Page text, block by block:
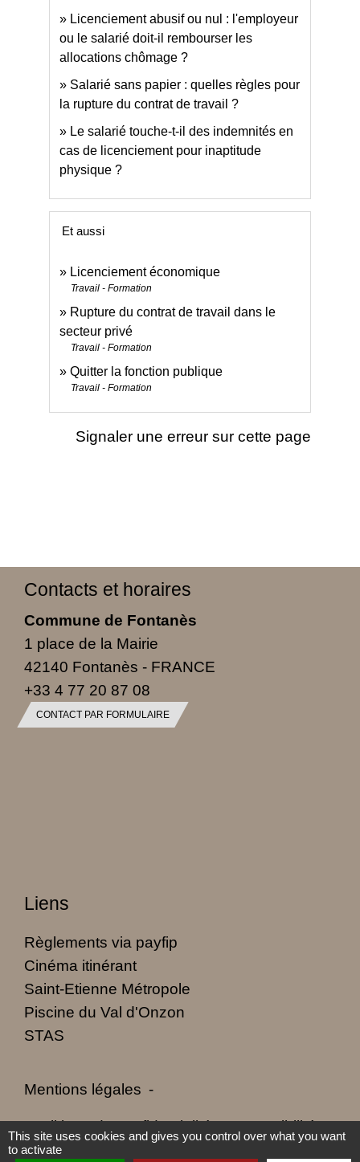
Licenciement abusif ou nul : l'employeur
ou le salarié doit-il rembourser les
allocations chômage ?
Salarié sans papier : quelles règles pour
la rupture du contrat de travail ?
Le salarié touche-t-il des indemnités en
cas de licenciement pour inaptitude
physique ?
Et aussi
Licenciement économique
Travail - Formation
Rupture du contrat de travail dans le
secteur privé
Travail - Formation
Quitter la fonction publique
Travail - Formation
Signaler une erreur sur cette page
Contacts et horaires
Commune de Fontanès
1 place de la Mairie
42140 Fontanès - FRANCE
+33 4 77 20 87 08
CONTACT PAR FORMULAIRE
Liens
Règlements via payfip
Cinéma itinérant
Saint-Etienne Métropole
Piscine du Val d'Onzon
STAS
Mentions légales -
Politique de confidentialité - Accessibilité -
This site uses cookies and gives you control over what you want
to activate